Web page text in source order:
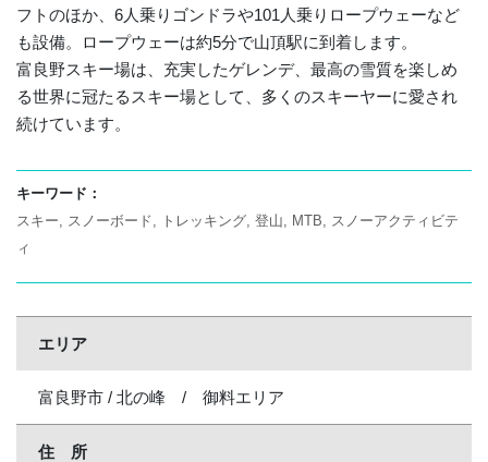
フトのほか、6人乗りゴンドラや101人乗りロープウェーなど
も設備。ロープウェーは約5分で山頂駅に到着します。
富良野スキー場は、充実したゲレンデ、最高の雪質を楽しめ
る世界に冠たるスキー場として、多くのスキーヤーに愛され
続けています。
キーワード：
スキー
スノーボード トレッキング 登山 MTB
スノーアクティビテ
ィ
エリア
富良野市 / 北の峰 / 御料エリア
住 所